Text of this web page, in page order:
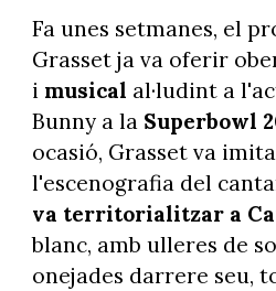
Fa unes setmanes, el
Grasset ja va oferir
i musical al·ludint a
Bunny a la Superbowl
ocasió, Grasset va
l'escenografia del
va territorialitzar a
blanc, amb ulleres de
onejades darrere seu,